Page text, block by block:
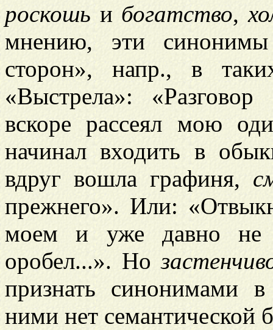
роскошь и богатство,
мнению, эти
сторон», напр., в
«Выстрела»:
вскоре рассеял мою
начинал входить в
вдруг вошла графиня,
прежнего». Или:
моем и уже давно не
оробел...». Но
признать синонимами
ними нет семантической